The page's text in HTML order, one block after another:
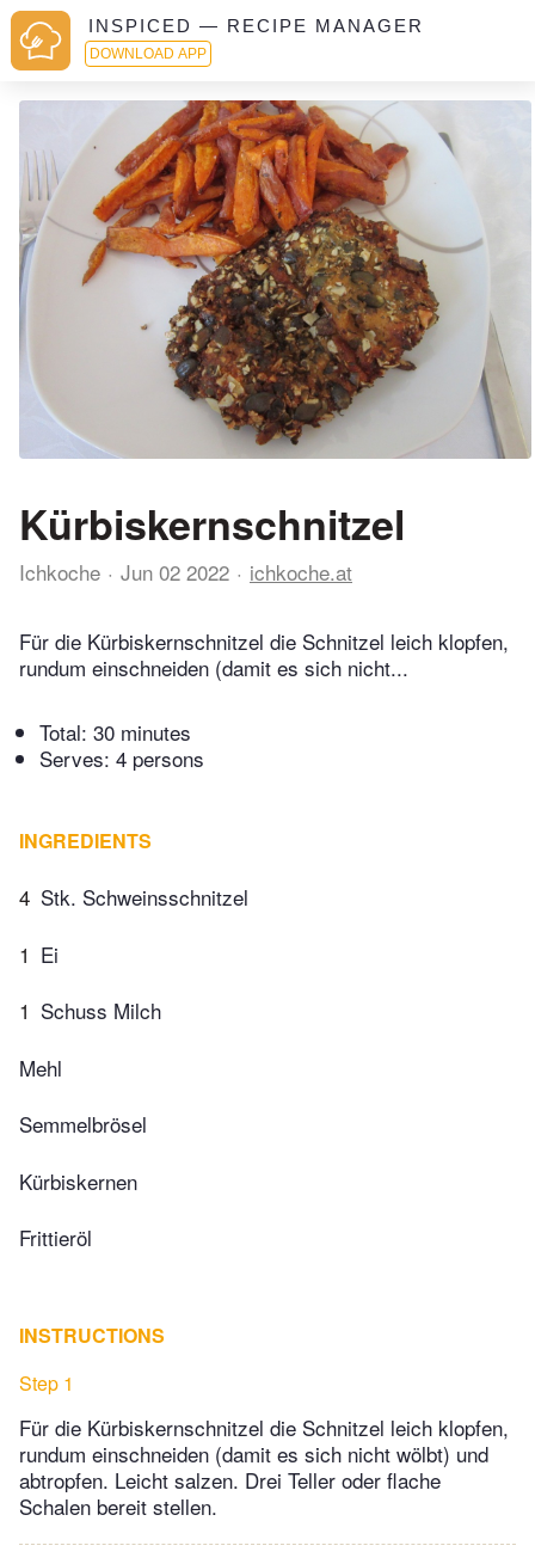
INSPICED — RECIPE MANAGER
DOWNLOAD APP
Kürbiskernschnitzel
Ichkoche Jun 02 2022 ichkoche.at
Für die Kürbiskernschnitzel die Schnitzel leich klopfen,
rundum einschneiden (damit es sich nicht...
Total: 30 minutes
Serves: 4 persons
INGREDIENTS
4 Stk. Schweinsschnitzel
1 Ei
1 Schuss Milch
Mehl
Semmelbrösel
Kürbiskernen
Frittieröl
INSTRUCTIONS
Step 1
Für die Kürbiskernschnitzel die Schnitzel leich klopfen,
rundum einschneiden (damit es sich nicht wölbt) und
abtropfen. Leicht salzen. Drei Teller oder flache
Schalen bereit stellen.